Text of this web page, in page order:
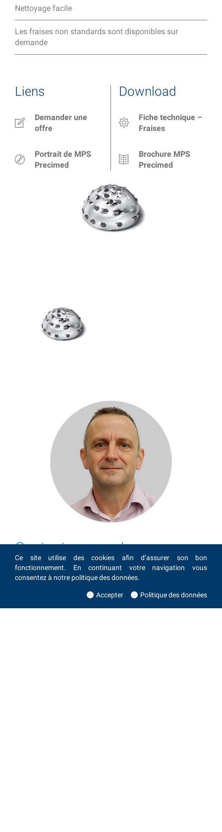
Nettoyage facile
Les fraises non standards sont disponibles sur
demande
Liens
Demander une
offre
Portrait de MPS
Precimed
Download
Fiche technique –
Fraises
Brochure MPS
Precimed
Contactez-nous !
Intéressé(e) par ce produit ? Vous avez une question ?
davantage d'informations !
Ce site utilise des cookies afin d’assurer son bon
fonctionnement. En continuant votre navigation vous
consentez à notre politique des données.
Accepter Politique des données